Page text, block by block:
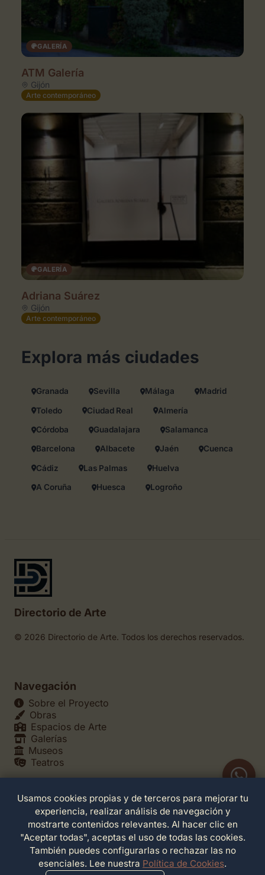
GALERÍA
ATM Galería
Gijón
Arte contemporáneo
GALERÍA
Adriana Suárez
Gijón
Arte contemporáneo
Explora más ciudades
Granada Sevilla Málaga Madrid
Toledo Ciudad Real Almería
Córdoba Guadalajara Salamanca
Barcelona Albacete Jaén Cuenca
Cádiz Las Palmas Huelva
A Coruña Huesca Logroño
Directorio de Arte
© 2026 Directorio de Arte. Todos los derechos reservados.
Navegación
Sobre el Proyecto
Obras
Espacios de Arte
Galerías
Museos
Teatros
Legales
Política de Privacidad
Política de Cookies
Configuración de Cookies
Términos de Servicio
Contacto
Usamos cookies propias y de terceros para mejorar tu
experiencia, realizar análisis de navegación y
mostrarte contenidos relevantes. Al hacer clic en
"Aceptar todas", aceptas el uso de todas las cookies.
También puedes configurarlas o rechazar las no
esenciales. Lee nuestra Política de Cookies.